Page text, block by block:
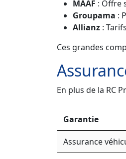
MAAF : Offre
Groupama :
Allianz :
Ces grandes
En plus de la RC
Garantie
Assurance